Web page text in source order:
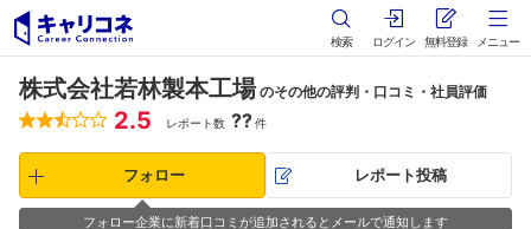
検索 ログイン 無料登録 メニュー
株式会社若林製本工場 のその他の評判・口コミ・社員評価
2.5 レポート数 ??件
フォロー レポート投稿
フォロー企業に新着口コミが追加されるとメールで通知します